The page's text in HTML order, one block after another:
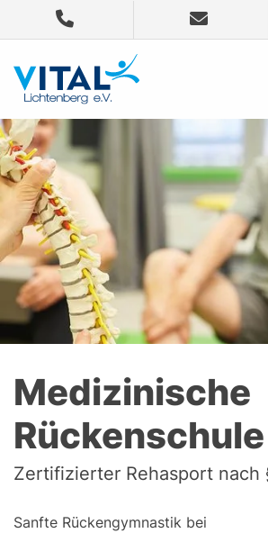
Medizinische
Rückenschule
Zertifizierter Rehasport nach
Sanfte Rückengymnastik bei